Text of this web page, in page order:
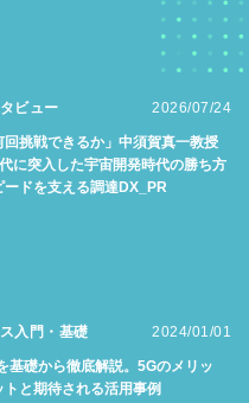
ビュー 2026/07/24
回挑戦できるか」中須賀真一教授
に突入した宇宙開発時代の勝ち方
ードを支える調達DX_PR
入門・基礎 2024/01/01
基礎から徹底解説。5Gのメリッ
トと期待される活用事例